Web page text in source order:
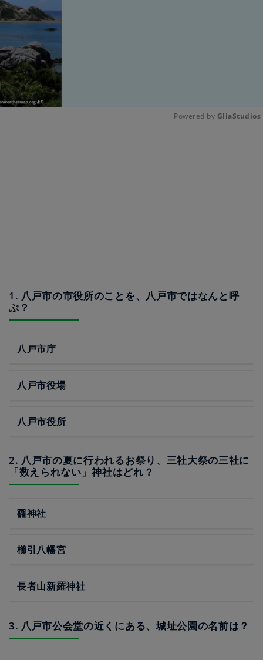
Powered by GliaStudios
1. 八戸市の市役所のことを、八戸市ではなんと呼
ぶ？
八戸市庁
八戸市役場
八戸市役所
2. 八戸市の夏に行われるお祭り、三社大祭の三社に
「数えられない」神社はどれ？
龗神社
櫛引八幡宮
長者山新羅神社
3. 八戸市公会堂の近くにある、城址公園の名前は？